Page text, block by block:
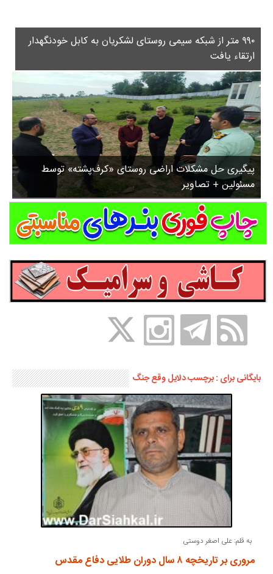
ورزشی
سیاسی
چندرسانه ای
مسیر گردشگری دیلمان
درباره ما
۹۹۰ متر از شبکه سیمی روستای لشکریان به کابل خودنگهدار
ارتقاء یافت
پیگیری حل مشکلات اراضی روستای «کرف‌پشته» توسط
مسئولین + تصاویر
۸
ب
ا
ز
ن
ش
س
ت
ش
د
.
بایگانی برای : برچسب دلایل وقع جنگ
به قلم: علی اصغر دوستی
مروری بر تاریخچه ۸ سال دوران طلایی دفاع مقدس